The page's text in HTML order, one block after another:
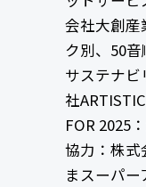
会社大創
ク別、50音
サステナ
社
FOR 2025
協力：株式
まスーパー